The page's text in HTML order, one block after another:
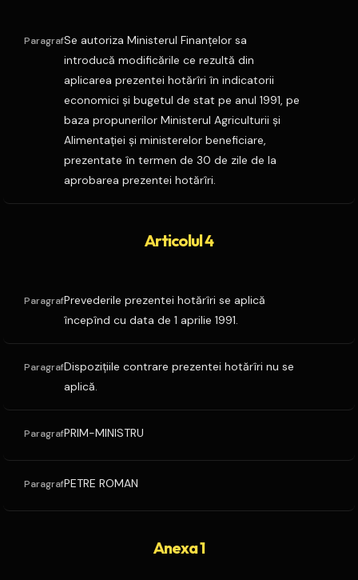
ParagrafSe autoriza Ministerul Finanţelor sa
introducă modificările ce rezultă din
aplicarea prezentei hotărîri în indicatorii
economici şi bugetul de stat pe anul 1991, pe
baza propunerilor Ministerul Agriculturii şi
Alimentaţiei şi ministerelor beneficiare,
prezentate în termen de 30 de zile de la
aprobarea prezentei hotărîri.
Articolul 4
ParagrafPrevederile prezentei hotărîri se aplică
începînd cu data de 1 aprilie 1991.
ParagrafDispoziţiile contrare prezentei hotărîri nu se
aplică.
ParagrafPRIM-MINISTRU
ParagrafPETRE ROMAN
Anexa 1